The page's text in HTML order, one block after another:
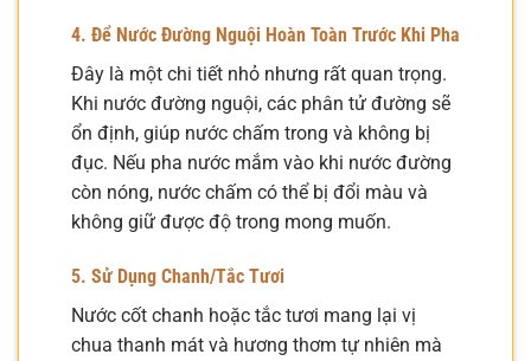
4. Để Nước Đường Nguội Hoàn Toàn Trước Khi Pha
Đây là một chi tiết nhỏ nhưng rất quan trọng.
Khi nước đường nguội, các phân tử đường sẽ
ổn định, giúp nước chấm trong và không bị
đục. Nếu pha nước mắm vào khi nước đường
còn nóng, nước chấm có thể bị đổi màu và
không giữ được độ trong mong muốn.
5. Sử Dụng Chanh/Tắc Tươi
Nước cốt chanh hoặc tắc tươi mang lại vị
chua thanh mát và hương thơm tự nhiên mà